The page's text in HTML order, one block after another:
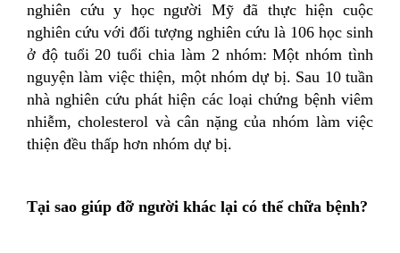
nghiên cứu y học người Mỹ đã thực hiện cuộc
nghiên cứu với đối tượng nghiên cứu là 106 học sinh
ở độ tuổi 20 tuổi chia làm 2 nhóm: Một nhóm tình
nguyện làm việc thiện, một nhóm dự bị. Sau 10 tuần
nhà nghiên cứu phát hiện các loại chứng bệnh viêm
nhiễm, cholesterol và cân nặng của nhóm làm việc
thiện đều thấp hơn nhóm dự bị.
Tại sao giúp đỡ người khác lại có thể chữa bệnh?